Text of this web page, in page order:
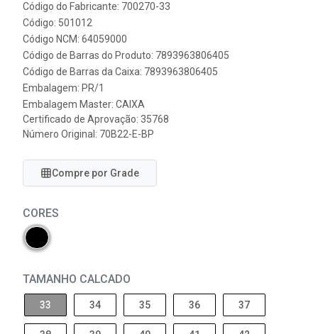
Código do Fabricante: 700270-33
Código: 501012
Código NCM: 64059000
Código de Barras do Produto: 7893963806405
Código de Barras da Caixa: 7893963806405
Embalagem: PR/1
Embalagem Master: CAIXA
Certificado de Aprovação: 35768
Número Original: 70B22-E-BP
Compre por Grade
CORES
TAMANHO CALCADO
33 34 35 36 37